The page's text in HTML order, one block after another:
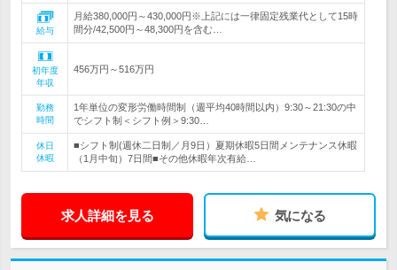
給与
月給380,000円～430,000円※上記には一律固定残業代として15時
間分/42,500円～48,300円を含む…
初年度
年収
456万円～516万円
勤務
時間
1年単位の変形労働時間制（週平均40時間以内）9:30～21:30の中
でシフト制＜シフト例＞9:30…
休日
休暇
■シフト制(週休二日制／月9日）夏期休暇5日間メンテナンス休暇
（1月中旬）7日間■その他休暇年次有給…
求人詳細を見る 気になる